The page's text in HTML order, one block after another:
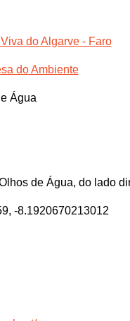
do Algarve - Faro
do Ambiente
Água
de Água, do lado
-8.1920670213012